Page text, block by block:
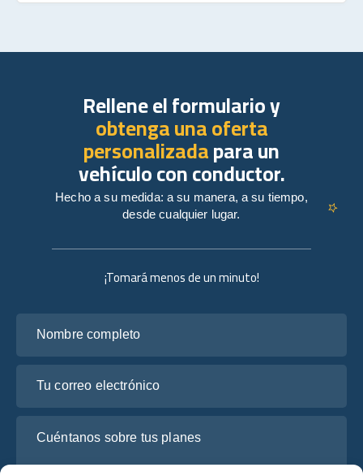
¡Tomará menos de un minuto!
Rellene el formulario y
obtenga una oferta
personalizadapara un
vehículo con conductor.
Hecho a su medida: a su manera, a su tiempo,
desde cualquier lugar.